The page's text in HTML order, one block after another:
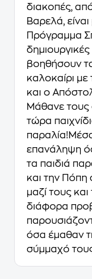
διακοπές,
Βαρελά,
Πρόγραμμα
βοηθήσουν
καλοκαίρι
και ο
Μάθανε τους
τώρα
παραλία!Μέσα
επανάληψη
τα παιδιά
και την Πόπη
μαζί τους
διάφορα
όσα έμαθαν
σύμμαχό τους